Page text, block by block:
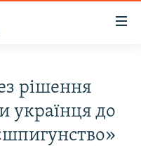
рішення
українця до